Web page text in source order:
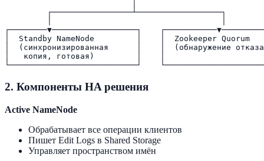
         ┌─────────────────┴──────────────────┐
┌────────▼──────────────────┐
│  Standby NameNode         │    │  Zookeeper Quorum
│  (синхронизированная      │    │  (обнаружение
│   копия, готовая)         │    │
2. Компоненты HA решения
Active NameNode
Обрабатывает все операции клиентов
Пишет Edit Logs в Shared Storage
Управляет пространством имён